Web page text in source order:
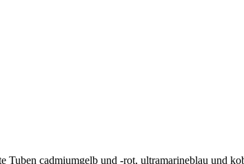
Tuben cadmiumgelb und -rot, ultramarineblau und